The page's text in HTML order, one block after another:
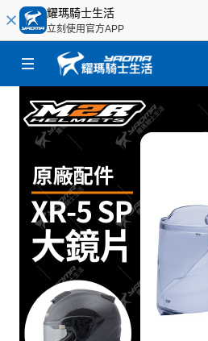
耀瑪騎士生活
立刻使用官方APP